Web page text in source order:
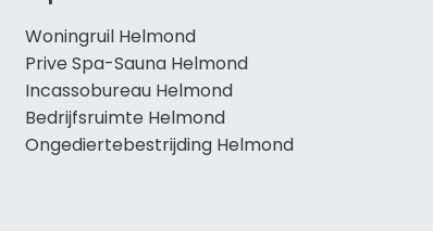
Woningruil Helmond
Prive Spa-Sauna Helmond
Incassobureau Helmond
Bedrijfsruimte Helmond
Ongediertebestrijding Helmond